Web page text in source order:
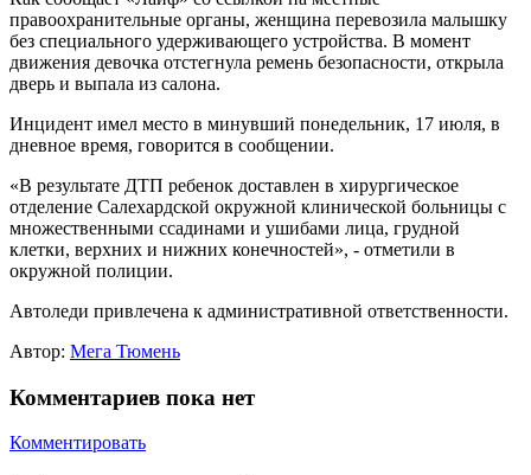
правоохранительные органы, женщина перевозила малышку
без специального удерживающего устройства. В момент
движения девочка отстегнула ремень безопасности, открыла
дверь и выпала из салона.
Инцидент имел место в минувший понедельник, 17 июля, в
дневное время, говорится в сообщении.
«В результате ДТП ребенок доставлен в хирургическое
отделение Салехардской окружной клинической больницы с
множественными ссадинами и ушибами лица, грудной
клетки, верхних и нижних конечностей», - отметили в
окружной полиции.
Автоледи привлечена к административной ответственности.
Автор: Мега Тюмень
Комментариев пока нет
Комментировать